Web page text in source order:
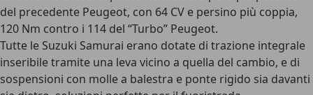
del precedente Peugeot, con 64 CV e persino più coppia,
120 Nm contro i 114 del “Turbo” Peugeot.
Tutte le Suzuki Samurai erano dotate di trazione integrale
inseribile tramite una leva vicino a quella del cambio, e di
sospensioni con molle a balestra e ponte rigido sia davanti